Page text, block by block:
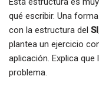
qué escribir. Una
con la estructura del
plantea un ejercicio
aplicación. Explica
problema.